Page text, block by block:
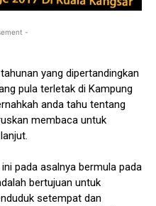
-
yang dipertandingkan
pula terletak di Kampung
anda tahu tentang
membaca untuk
pada asalnya bermula pada
bertujuan untuk
setempat dan